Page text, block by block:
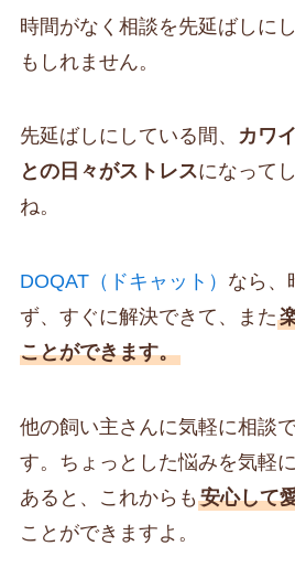
時間がなく相談を先延ばしに
もしれません。
先延ばしにしている間、
カワ
との日々がストレスになって
ね。
DOQAT（ドキャット） なら、
ず、すぐに解決できて、また
ことができます。
他の飼い主さんに気軽に相談
す。ちょっとした悩みを気軽
あると、これからも 安心して
ことができますよ。